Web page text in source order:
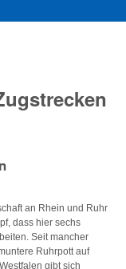
an Rhein und Ruhr
dass hier sechs
Seit mancher
Ruhrpott auf
gibt sich